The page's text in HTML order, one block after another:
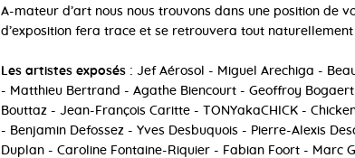
A-mateur d’art nous nous trouvons dans une position de
d’exposition fera trace et se retrouvera tout
Les artistes exposés : Jef Aérosol - Miguel Arechiga -
- Matthieu Bertrand - Agathe Biencourt - Geoffroy
Bouttaz - Jean-François Caritte - TONYakaCHICK -
- Benjamin Defossez - Yves Desbuquois - Pierre-Alexis
Duplan - Caroline Fontaine-Riquier - Fabian Foort - Marc